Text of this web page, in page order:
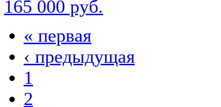
165 000 руб.
« первая
‹ предыдущая
1
2